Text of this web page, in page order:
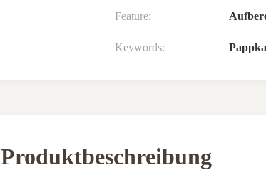
Feature:
Keywords:
Produktbeschreibung